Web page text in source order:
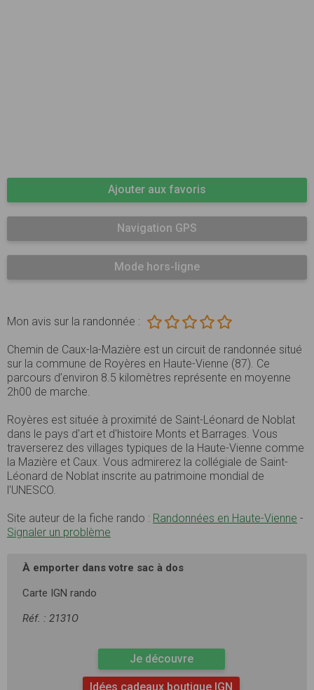
Ajouter aux favoris
Navigation GPS
Mode hors-ligne
Mon avis sur la randonnée :
Chemin de Caux-la-Mazière est un circuit de randonnée situé
sur la commune de Royères en Haute-Vienne (87). Ce
parcours d’environ 8.5 kilomètres représente en moyenne
2h00 de marche.
Royères est située à proximité de Saint-Léonard de Noblat
dans le pays d'art et d'histoire Monts et Barrages. Vous
traverserez des villages typiques de la Haute-Vienne comme
la Mazière et Caux. Vous admirerez la collégiale de Saint-
Léonard de Noblat inscrite au patrimoine mondial de
l'UNESCO.
Site auteur de la fiche rando : Randonnées en Haute-Vienne -
Signaler un problème
À emporter dans votre sac à dos
Carte IGN rando
Réf. : 2131O
Je découvre
Idées cadeaux boutique IGN